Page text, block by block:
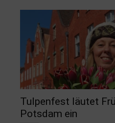
Tulpenfest läutet
Potsdam ein